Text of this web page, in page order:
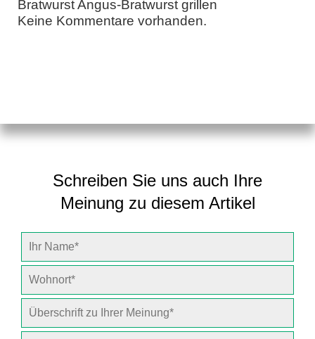
Bratwurst Angus-Bratwurst grillen
Keine Kommentare vorhanden.
Schreiben Sie uns auch Ihre
Meinung zu diesem Artikel